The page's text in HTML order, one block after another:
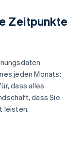
Zeitpunkte
jeden Monats:
dass alles
dass Sie
leisten.